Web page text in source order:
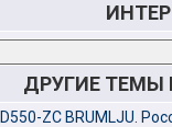
ДРУГИЕ ТЕМЫ
ZC BRUMLJU.